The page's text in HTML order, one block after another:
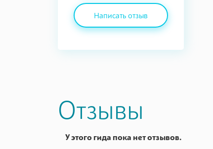
Написать отзыв
Отзывы
У этого гида пока нет отзывов.